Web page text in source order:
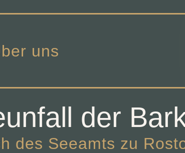
uns
der
des Seeamts zu